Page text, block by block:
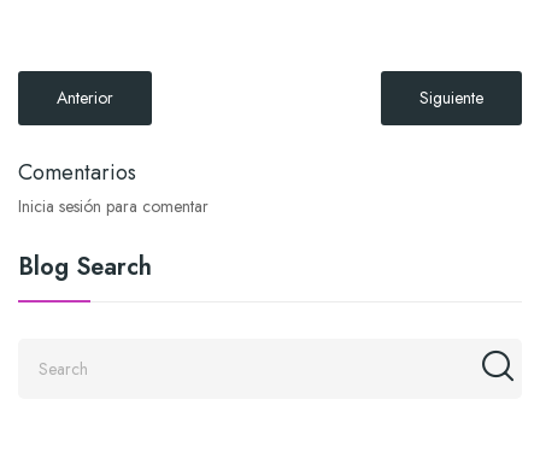
Anterior Siguiente
Comentarios
Inicia sesión para comentar
Blog Search